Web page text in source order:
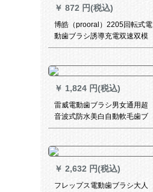
￥ 872 円(税込)
博皓（prooral）2205回転式電
動歯ブラシ誘導充電双速双模
智控機芯成人歯ブラシインテ
ラシ2ブラシと高貴黒
￥ 1,824 円(税込)
雷威電動歯ブラシ男女通用超
音波式防水美白自動軟毛歯ブ
ラシ充電インテリジェント家
￥ 2,632 円(税込)
フレップス電動歯ブラシ大人